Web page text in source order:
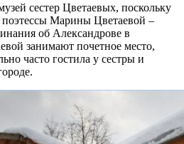
сестер Цветаевых, поскольку
поэтессы Марины Цветаевой –
об Александрове в
занимают почетное место,
часто гостила у сестры и